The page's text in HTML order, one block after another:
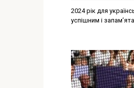
2024 рік для
успішним і